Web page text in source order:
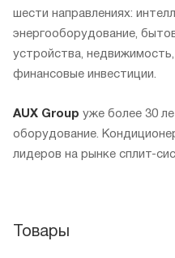
шести направлениях:
энергооборудование,
устройства,
финансовые инвестиции.
AUX Group уже более 30
оборудование.
лидеров на рынке сплит-
Товары